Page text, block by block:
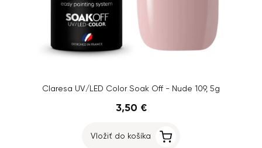
Claresa UV/LED Color Soak Off - Nude 109, 5g
3,50 €
Vložiť do košíka